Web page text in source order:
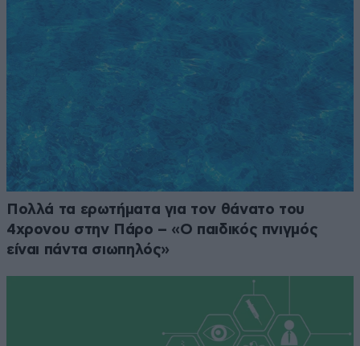
Πολλά τα ερωτήματα για τον θάνατο του
4χρονου στην Πάρο – «Ο παιδικός πνιγμός
είναι πάντα σιωπηλός»